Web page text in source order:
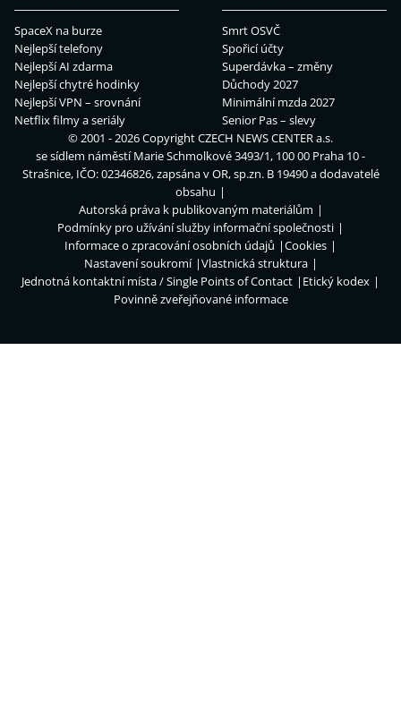
SpaceX na burze
Nejlepší telefony
Nejlepší AI zdarma
Nejlepší chytré hodinky
Nejlepší VPN – srovnání
Netflix filmy a seriály
Smrt OSVČ
Spořicí účty
Superdávka – změny
Důchody 2027
Minimální mzda 2027
Senior Pas – slevy
© 2001 - 2026 CopyrightCZECH NEWS CENTER a.s.
se sídlem náměstí Marie Schmolkové 3493/1, 100 00 Praha 10 -
Strašnice, IČO: 02346826, zapsána v OR, sp.zn. B 19490 a dodavatelé
obsahu
Autorská práva k publikovaným materiálům
Podmínky pro užívání služby informační společnosti
Informace o zpracování osobních údajů
Cookies
Nastavení soukromí
Vlastnická struktura
Jednotná kontaktní místa / Single Points of Contact
Etický kodex
Povinně zveřejňované informace